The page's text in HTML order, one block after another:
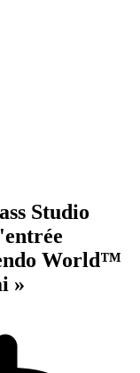
Studio
World™
»